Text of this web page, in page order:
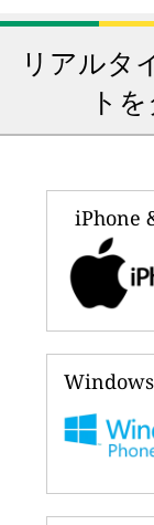
リアルタ
ト
iPhone